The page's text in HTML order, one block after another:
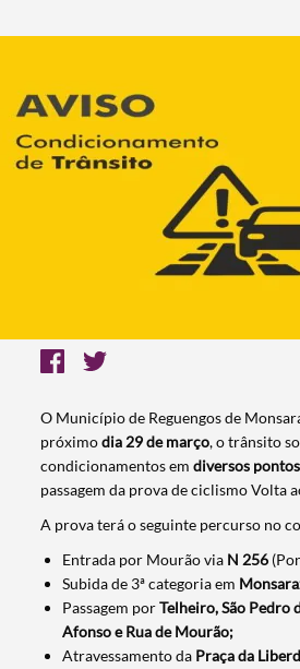
O Município de Reguengos de
próximodia 29 de março, o trânsito
condicionamentos emdiversos
passagem da prova de ciclismo Volta
A prova terá o seguinte percurso no
Entrada por Mourão via N 256
Subida de 3ª categoria em
Passagem porTelheiro, São Pedro
Afonso e Rua de Mourão;
Atravessamento da Praça da